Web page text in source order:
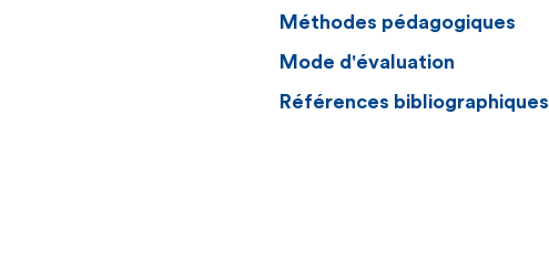
Méthodes pédagogiques
Mode d'évaluation
Références bibliographiques